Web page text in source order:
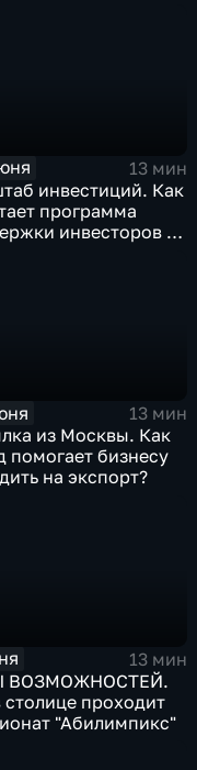
13 мин
инвестиций. Как
программа
инвесторов в
13 мин
из Москвы. Как
помогает бизнесу
на экспорт?
13 мин
ВОЗМОЖНОСТЕЙ.
столице проходит
"Абилимпикс"